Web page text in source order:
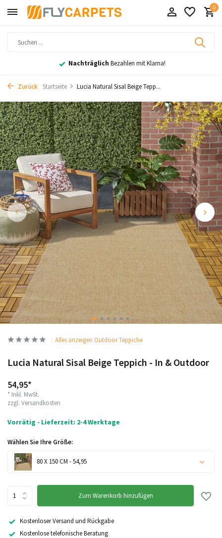
0
Nachträglich Bezahlen mit Klarna!
Zurück Startseite Lucia Natural Sisal Beige Tepp...
Alles anzeigen Outdoor Teppiche
Lucia Natural Sisal Beige Teppich - In & Outdoor
54,95*
* Inkl. MwSt.
zzgl. Versandkosten
Vorrätig - Lieferzeit: 2-4 Werktage
Wählen Sie Ihre Größe:
80 X 150 CM - 54,95
Zum Warenkorb hinzufügen
Kostenloser Versand und Rückgabe
Kostenlose telefonische Beratung